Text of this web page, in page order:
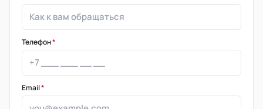
Телефон*
Email*